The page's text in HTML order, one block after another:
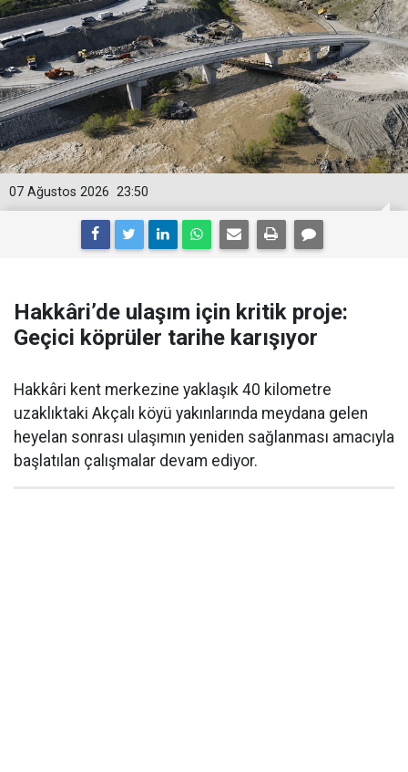
23:50
07 Ağustos 2026
Hakkâri’de ulaşım için kritik proje:
Geçici köprüler tarihe karışıyor
Hakkâri kent merkezine yaklaşık 40 kilometre
uzaklıktaki Akçalı köyü yakınlarında meydana gelen
heyelan sonrası ulaşımın yeniden sağlanması amacıyla
başlatılan çalışmalar devam ediyor.